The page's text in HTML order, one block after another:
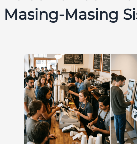
Masing-Masing